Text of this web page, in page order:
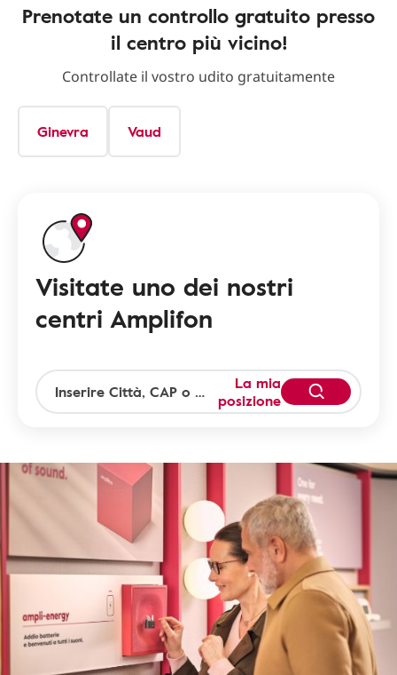
Prenotate un controllo gratuito presso
il centro più vicino!
Controllate il vostro udito gratuitamente
Ginevra Vaud
Visitate uno dei nostri
centri Amplifon
La mia
posizione